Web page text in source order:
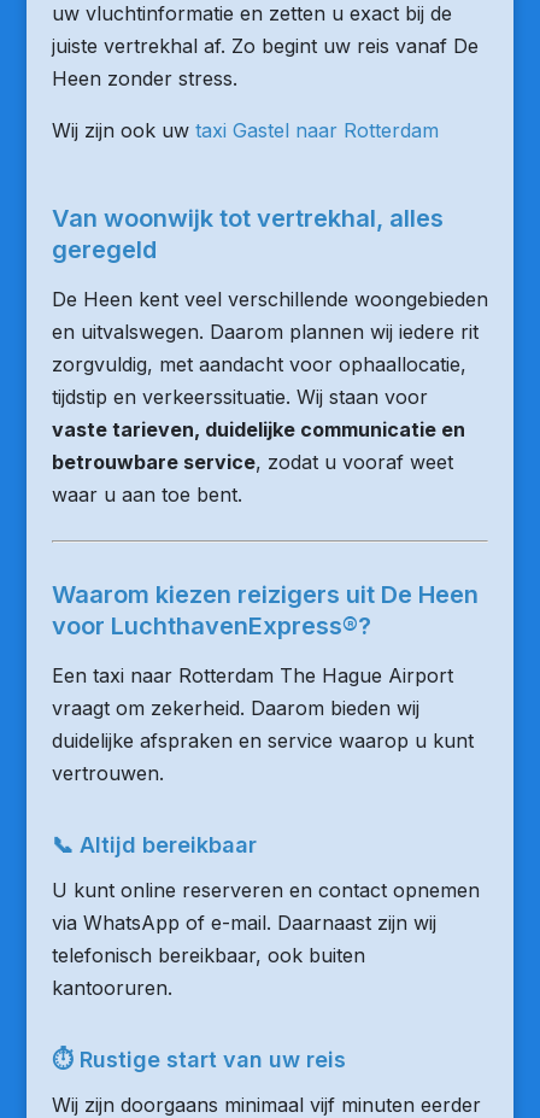
uw vluchtinformatie en zetten u exact bij de
juiste vertrekhal af. Zo begint uw reis vanaf De
Heen zonder stress.
Wij zijn ook uw taxi Gastel naar Rotterdam
Van woonwijk tot vertrekhal, alles
geregeld
De Heen kent veel verschillende woongebieden
en uitvalswegen. Daarom plannen wij iedere rit
zorgvuldig, met aandacht voor ophaallocatie,
tijdstip en verkeerssituatie. Wij staan voor
vaste tarieven, duidelijke communicatie en
betrouwbare service, zodat u vooraf weet
waar u aan toe bent.
Waarom kiezen reizigers uit De Heen
voor LuchthavenExpress®?
Een taxi naar Rotterdam The Hague Airport
vraagt om zekerheid. Daarom bieden wij
duidelijke afspraken en service waarop u kunt
vertrouwen.
📞 Altijd bereikbaar
U kunt online reserveren en contact opnemen
via WhatsApp of e-mail. Daarnaast zijn wij
telefonisch bereikbaar, ook buiten
kantooruren.
⏱ Rustige start van uw reis
Wij zijn doorgaans minimaal vijf minuten eerder